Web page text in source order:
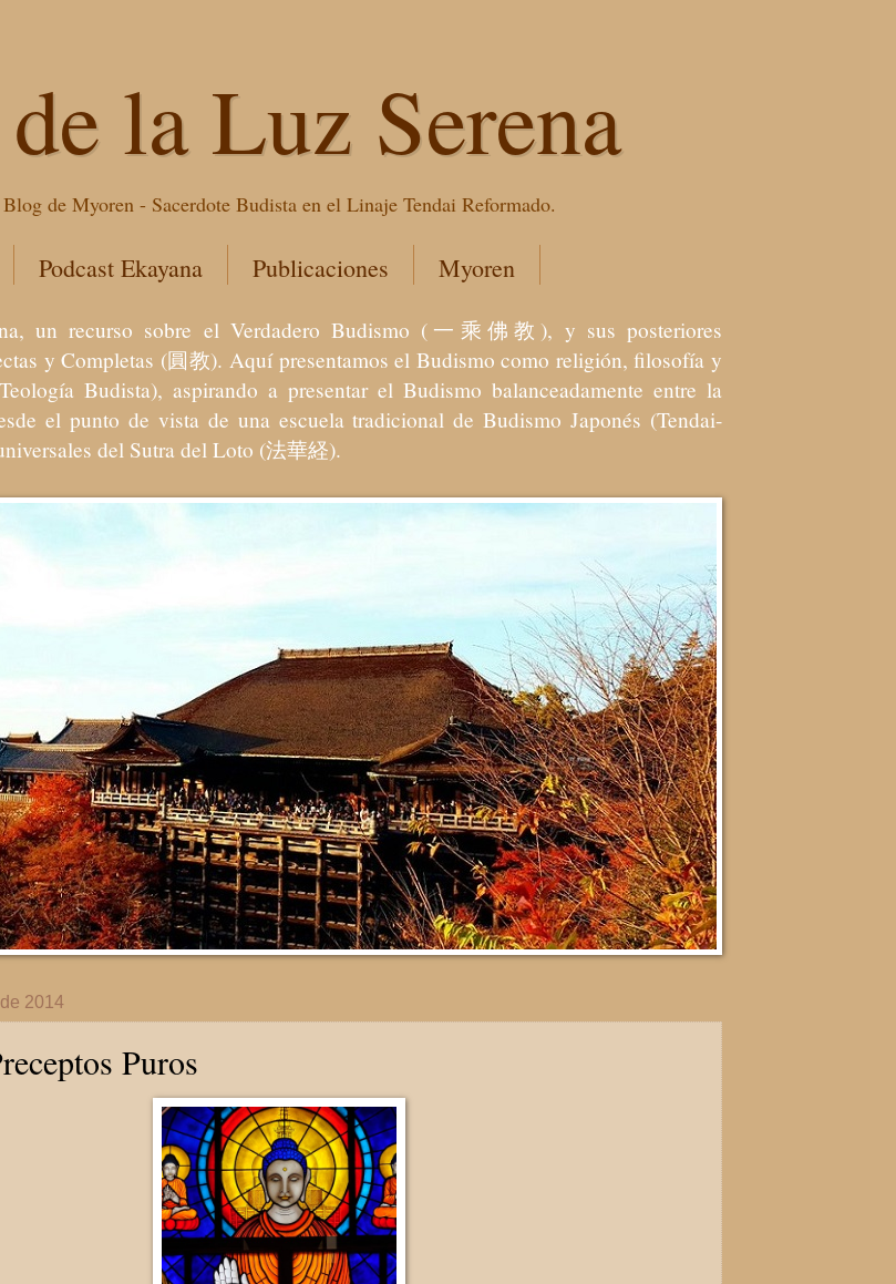
la Luz Serena
de Myoren - Sacerdote Budista en el Linaje Tendai Reformado.
Podcast Ekayana Publicaciones Myoren
un recurso sobre el Verdadero Budismo (一乘佛教), y sus posteriores
y Completas (圓教). Aquí presentamos el Budismo como religión, filosofía y
Budista), aspirando a presentar el Budismo balanceadamente entre la
el punto de vista de una escuela tradicional de Budismo Japonés (Tendai-
del Sutra del Loto (法華経).
2014
Puros